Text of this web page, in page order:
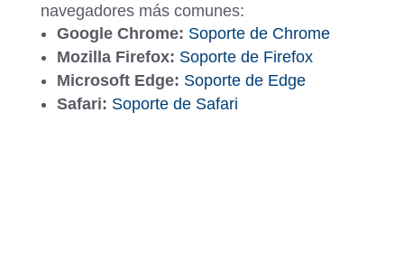
navegadores más comunes:
Google Chrome: SoportedeChrome
Mozilla Firefox: SoportedeFirefox
Microsoft Edge: SoportedeEdge
Safari: SoportedeSafari